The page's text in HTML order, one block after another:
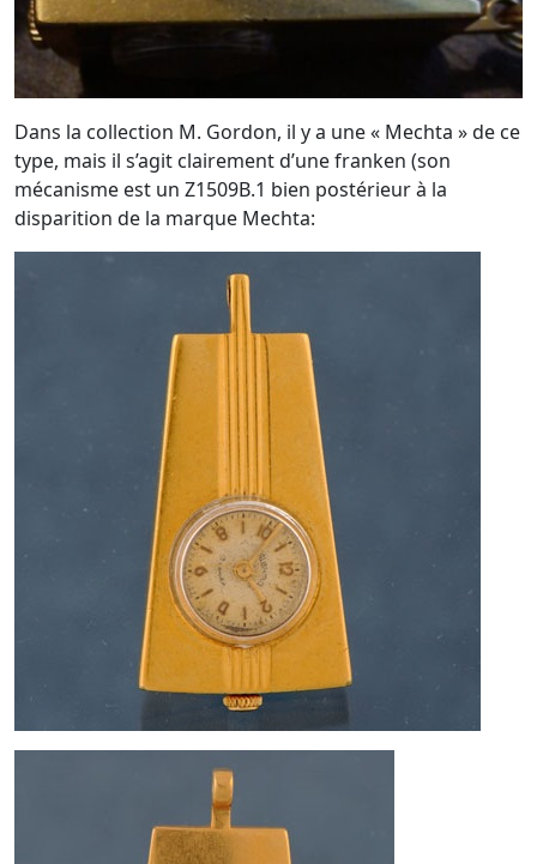
Dans la collection M. Gordon, il y a une « Mechta » de ce
type, mais il s’agit clairement d’une franken (son
mécanisme est un Z1509B.1 bien postérieur à la
disparition de la marque Mechta: